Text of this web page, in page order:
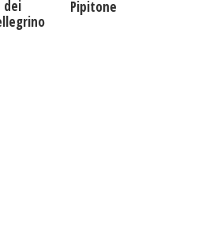
dei
Pipitone